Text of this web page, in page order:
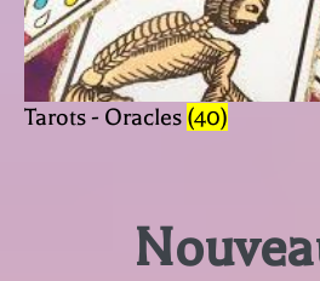
Tarots - Oracles (40)